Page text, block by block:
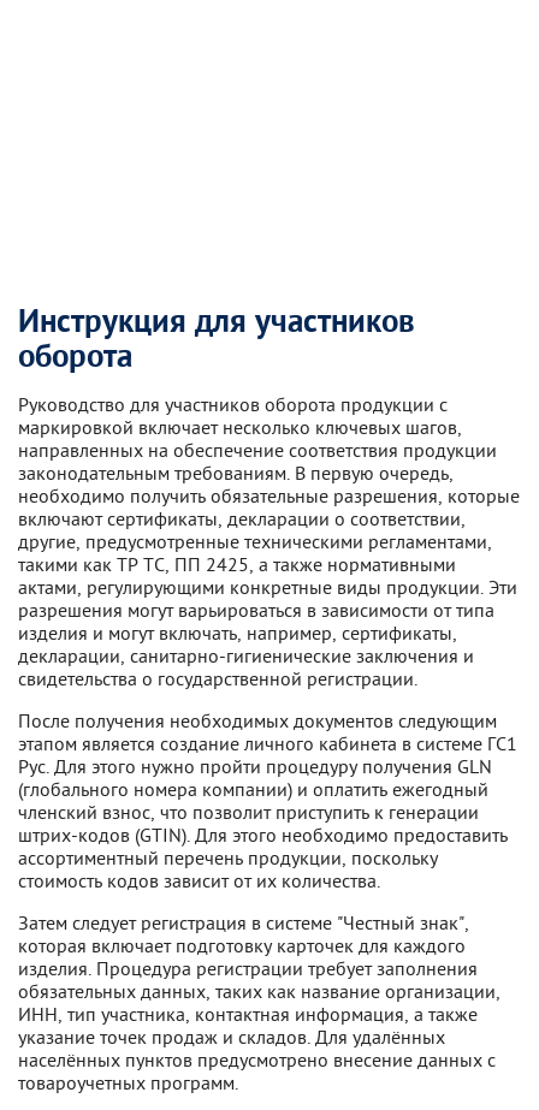
Инструкция для участников
оборота
Руководство для участников оборота продукции с
маркировкой включает несколько ключевых шагов,
направленных на обеспечение соответствия продукции
законодательным требованиям. В первую очередь,
необходимо получить обязательные разрешения, которые
включают сертификаты, декларации о соответствии,
другие, предусмотренные техническими регламентами,
такими как ТР ТС, ПП 2425, а также нормативными
актами, регулирующими конкретные виды продукции. Эти
разрешения могут варьироваться в зависимости от типа
изделия и могут включать, например, сертификаты,
декларации, санитарно-гигиенические заключения и
свидетельства о государственной регистрации.
После получения необходимых документов следующим
этапом является создание личного кабинета в системе ГС1
Рус. Для этого нужно пройти процедуру получения GLN
(глобального номера компании) и оплатить ежегодный
членский взнос, что позволит приступить к генерации
штрих-кодов (GTIN). Для этого необходимо предоставить
ассортиментный перечень продукции, поскольку
стоимость кодов зависит от их количества.
Затем следует регистрация в системе "Честный знак",
которая включает подготовку карточек для каждого
изделия. Процедура регистрации требует заполнения
обязательных данных, таких как название организации,
ИНН, тип участника, контактная информация, а также
указание точек продаж и складов. Для удалённых
населённых пунктов предусмотрено внесение данных с
товароучетных программ.